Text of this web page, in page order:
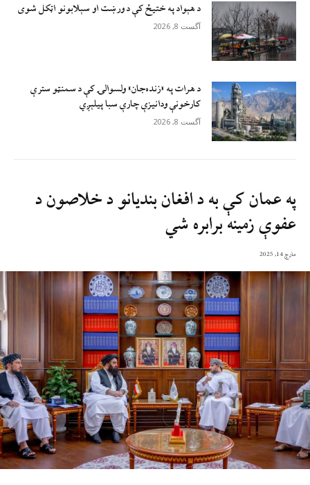
د هېواد په ختیځ کې د ورښت او سېلابونو اټکل شوی
آگست 8, 2026
د هرات په «زنده‌جان» ولسوالۍ کې د سمنټو سترې
کارخونې ودانیزې چارې سبا پیلېږي
آگست 8, 2026
په عمان کې به د افغان بندیانو د خلاصون د
عفوې زمينه برابره شي
مارچ 14, 2025